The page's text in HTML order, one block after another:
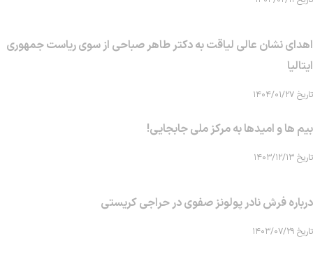
اهدای نشان عالی لیاقت به دکتر طاهر صباحی از سوی ریاست جمهوری
ایتالیا
تاریخ ۱۴۰۴/۰۱/۲۷
بیم ها و امیدها به مرکز ملی جابجایی!
تاریخ ۱۴۰۳/۱۲/۱۳
درباره فرش نادر پولونز صفوی در حراجی کریستی
تاریخ ۱۴۰۳/۰۷/۲۹